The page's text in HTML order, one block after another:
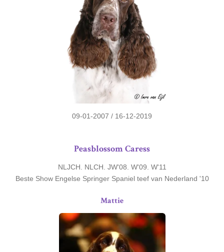
09-01-2007 / 16-12-2019
Peasblossom Caress
NLJCH. NLCH. JW'08. W'09. W'11
Beste Show Engelse Springer Spaniel teef van Nederland '10
Mattie